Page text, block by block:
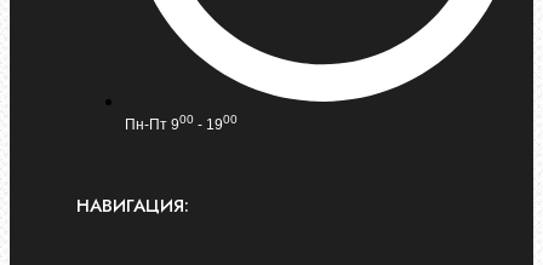
Пн-Пт 900 - 1900
НАВИГАЦИЯ: